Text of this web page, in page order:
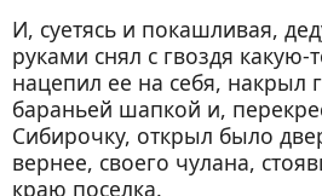
И, суетясь и покашливая,
руками снял с гвоздя
нацепил ее на себя, накрыл
бараньей шапкой и,
Сибирочку, открыл было
вернее, своего чулана,
краю поселка.